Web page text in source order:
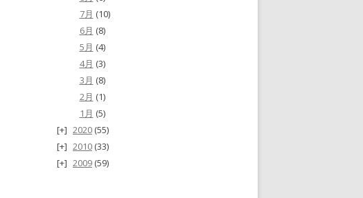
7月 (10)
6月 (8)
5月 (4)
4月 (3)
3月 (8)
2月 (1)
1月 (5)
2020 (55)
2010 (33)
2009 (59)